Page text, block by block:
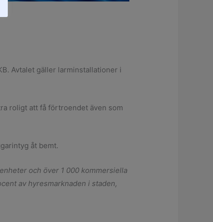
Avtalet gäller larminstallationer i
roligt att få förtroendet även som
åt bemt.
och över 1 000 kommersiella
av hyresmarknaden i staden,